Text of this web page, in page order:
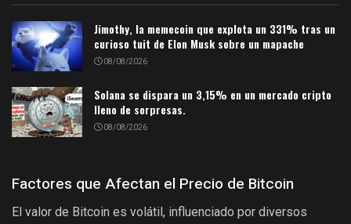
Jimothy, la memecoin que explota un 331% tras un
curioso tuit de Elon Musk sobre un mapache
08/08/2026
Solana se dispara un 3,15% en un mercado cripto
lleno de sorpresas.
08/08/2026
Factores que Afectan el Precio de Bitcoin
El valor de Bitcoin es volátil, influenciado por diversos